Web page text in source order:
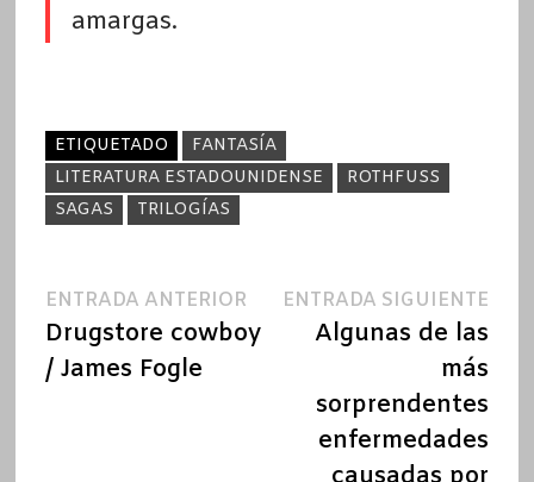
amargas.
ETIQUETADO
FANTASÍA
LITERATURA ESTADOUNIDENSE
ROTHFUSS
SAGAS
TRILOGÍAS
Navegación
de
entradas
ENTRADA ANTERIOREntrada
anterior:
Drugstore cowboy
/ James Fogle
ENTRADA SIGUIENTE
Algunas de las
más
sorprendentes
enfermedades